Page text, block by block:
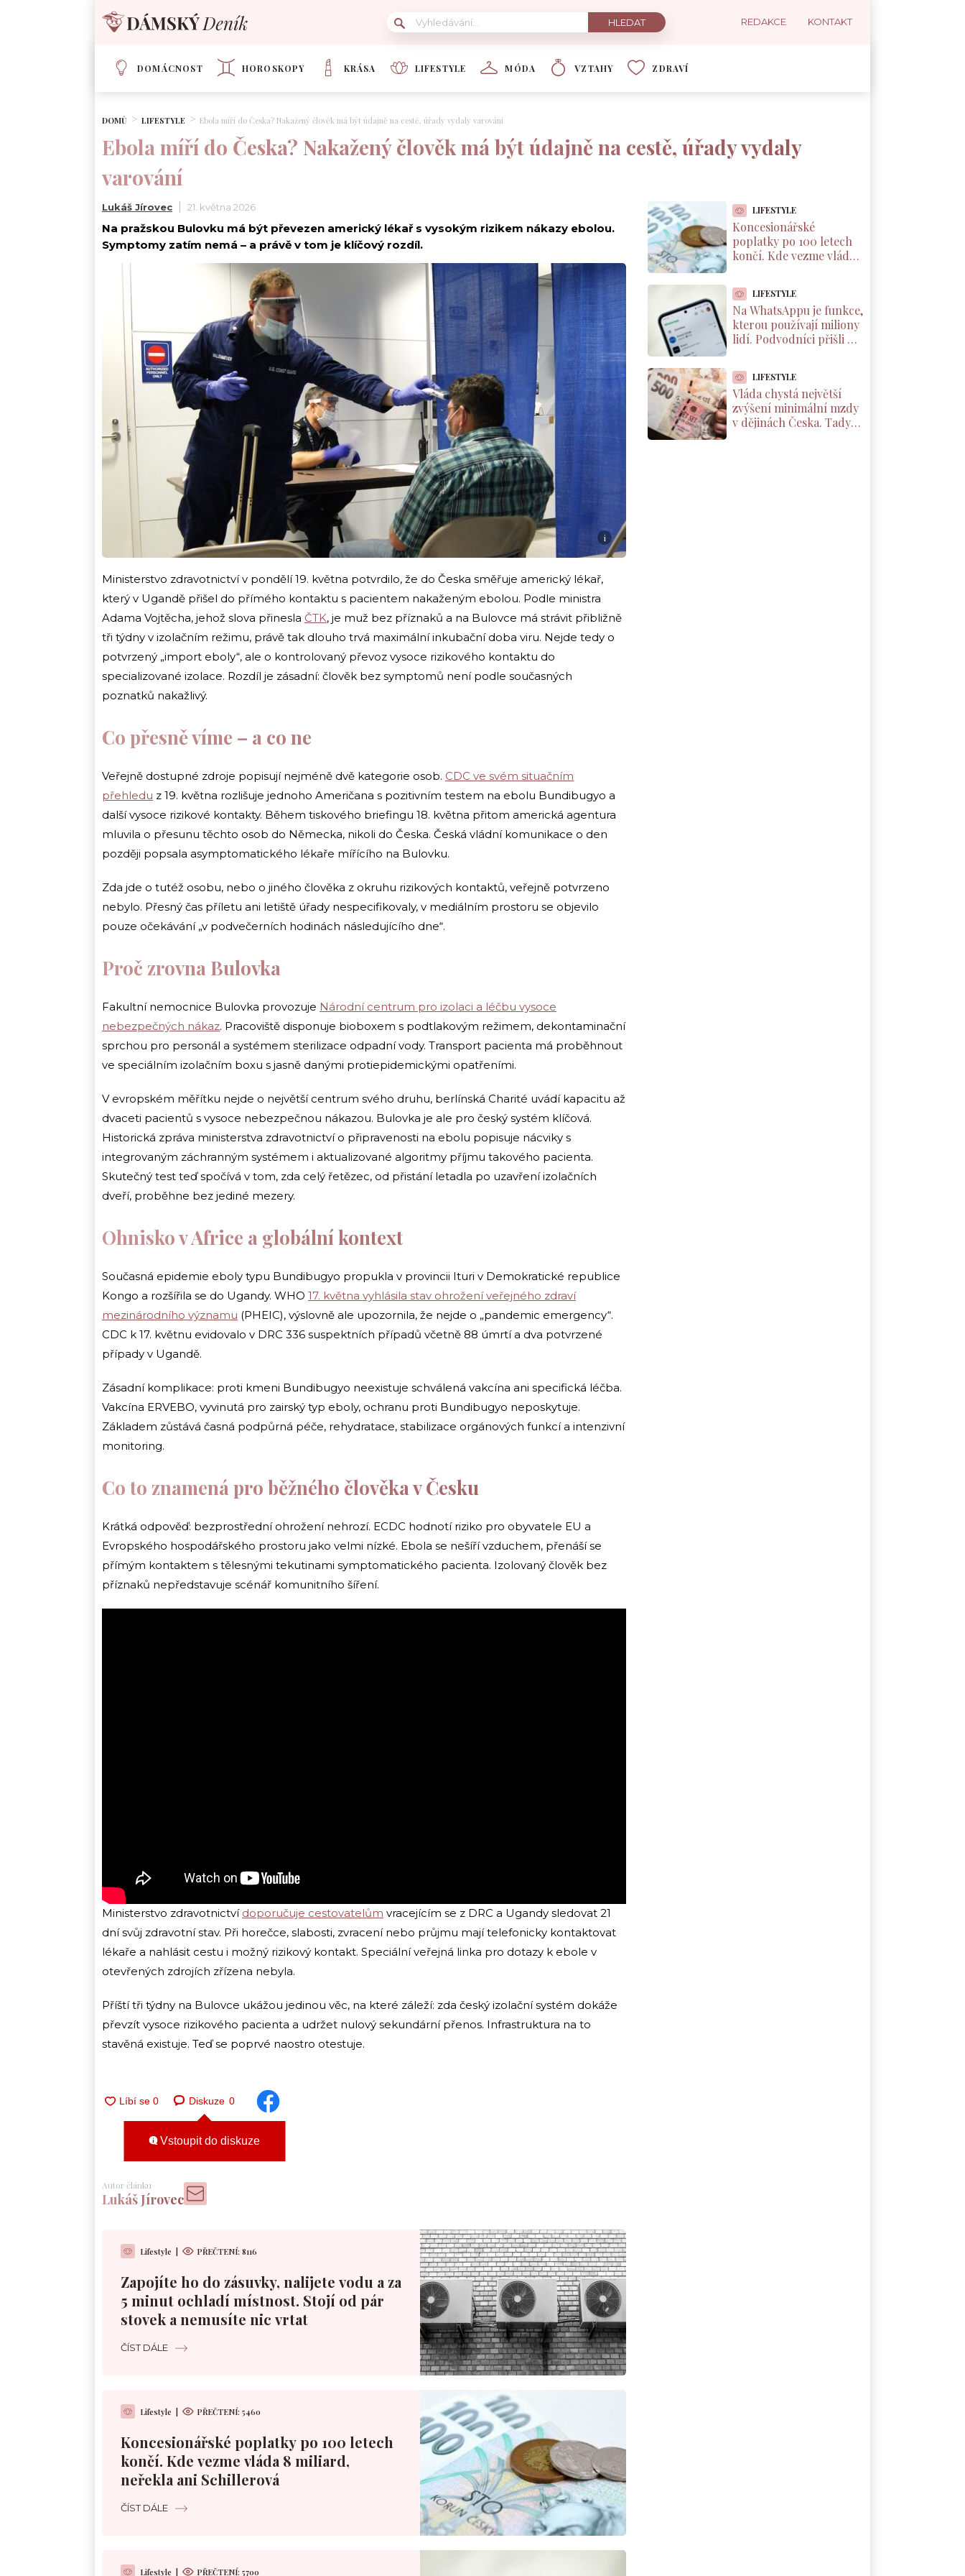
REDAKCE KONTAKT
DOMÁCNOST HOROSKOPY KRÁSA LIFESTYLE MÓDA VZTAHY ZDRAVÍ
DOMŮ LIFESTYLE Ebola míří do Česka? Nakažený člověk má být údajně na cestě, úřady vydaly varování
Ebola míří do Česka? Nakažený člověk má být údajně na cestě, úřady vydaly
varování
Lukáš Jírovec 21. května 2026
Na pražskou Bulovku má být převezen americký lékař s vysokým rizikem nákazy ebolou.
Symptomy zatím nemá – a právě v tom je klíčový rozdíl.
i
Ministerstvo zdravotnictví v pondělí 19. května potvrdilo, že do Česka směřuje americký lékař,
který v Ugandě přišel do přímého kontaktu s pacientem nakaženým ebolou. Podle ministra
Adama Vojtěcha, jehož slova přinesla ČTK, je muž bez příznaků a na Bulovce má strávit přibližně
tři týdny v izolačním režimu, právě tak dlouho trvá maximální inkubační doba viru. Nejde tedy o
potvrzený „import eboly“, ale o kontrolovaný převoz vysoce rizikového kontaktu do
specializované izolace. Rozdíl je zásadní: člověk bez symptomů není podle současných
poznatků nakažlivý.
Co přesně víme – a co ne
Veřejně dostupné zdroje popisují nejméně dvě kategorie osob. CDC ve svém situačním
přehledu z 19. května rozlišuje jednoho Američana s pozitivním testem na ebolu Bundibugyo a
další vysoce rizikové kontakty. Během tiskového briefingu 18. května přitom americká agentura
mluvila o přesunu těchto osob do Německa, nikoli do Česka. Česká vládní komunikace o den
později popsala asymptomatického lékaře mířícího na Bulovku.
Zda jde o tutéž osobu, nebo o jiného člověka z okruhu rizikových kontaktů, veřejně potvrzeno
nebylo. Přesný čas příletu ani letiště úřady nespecifikovaly, v mediálním prostoru se objevilo
pouze očekávání „v podvečerních hodinách následujícího dne“.
Proč zrovna Bulovka
Fakultní nemocnice Bulovka provozuje Národní centrum pro izolaci a léčbu vysoce
nebezpečných nákaz. Pracoviště disponuje bioboxem s podtlakovým režimem, dekontaminační
sprchou pro personál a systémem sterilizace odpadní vody. Transport pacienta má proběhnout
ve speciálním izolačním boxu s jasně danými protiepidemickými opatřeními.
V evropském měřítku nejde o největší centrum svého druhu, berlínská Charité uvádí kapacitu až
dvaceti pacientů s vysoce nebezpečnou nákazou. Bulovka je ale pro český systém klíčová.
Historická zpráva ministerstva zdravotnictví o připravenosti na ebolu popisuje nácviky s
integrovaným záchranným systémem i aktualizované algoritmy příjmu takového pacienta.
Skutečný test teď spočívá v tom, zda celý řetězec, od přistání letadla po uzavření izolačních
dveří, proběhne bez jediné mezery.
Ohnisko v Africe a globální kontext
Současná epidemie eboly typu Bundibugyo propukla v provincii Ituri v Demokratické republice
Kongo a rozšířila se do Ugandy. WHO 17. května vyhlásila stav ohrožení veřejného zdraví
mezinárodního významu (PHEIC), výslovně ale upozornila, že nejde o „pandemic emergency“.
CDC k 17. květnu evidovalo v DRC 336 suspektních případů včetně 88 úmrtí a dva potvrzené
případy v Ugandě.
Zásadní komplikace: proti kmeni Bundibugyo neexistuje schválená vakcína ani specifická léčba.
Vakcína ERVEBO, vyvinutá pro zairský typ eboly, ochranu proti Bundibugyo neposkytuje.
Základem zůstává časná podpůrná péče, rehydratace, stabilizace orgánových funkcí a intenzivní
monitoring.
Co to znamená pro běžného člověka v Česku
Krátká odpověď: bezprostřední ohrožení nehrozí. ECDC hodnotí riziko pro obyvatele EU a
Evropského hospodářského prostoru jako velmi nízké. Ebola se nešíří vzduchem, přenáší se
přímým kontaktem s tělesnými tekutinami symptomatického pacienta. Izolovaný člověk bez
příznaků nepředstavuje scénář komunitního šíření.
Ministerstvo zdravotnictví doporučuje cestovatelům vracejícím se z DRC a Ugandy sledovat 21
dní svůj zdravotní stav. Při horečce, slabosti, zvracení nebo průjmu mají telefonicky kontaktovat
lékaře a nahlásit cestu i možný rizikový kontakt. Speciální veřejná linka pro dotazy k ebole v
otevřených zdrojích zřízena nebyla.
Příští tři týdny na Bulovce ukážou jedinou věc, na které záleží: zda český izolační systém dokáže
převzít vysoce rizikového pacienta a udržet nulový sekundární přenos. Infrastruktura na to
stavěná existuje. Teď se poprvé naostro otestuje.
Diskuze 0
Vstoupit do diskuze
Autor článku
Lukáš Jírovec
Lifestyle PŘEČTENÍ: 8116
Zapojíte ho do zásuvky, nalijete vodu a za
5 minut ochladí místnost. Stojí od pár
stovek a nemusíte nic vrtat
ČÍST DÁLE
Lifestyle PŘEČTENÍ: 5460
Koncesionářské poplatky po 100 letech
končí. Kde vezme vláda 8 miliard,
neřekla ani Schillerová
ČÍST DÁLE
Lifestyle PŘEČTENÍ: 5700
LIFESTYLE
Koncesionářské
poplatky po 100 letech
končí. Kde vezme vláda
Schillerová
LIFESTYLE
Na WhatsAppu je funkce,
kterou používají miliony
lidí. Podvodníci přišli na
chaty
LIFESTYLE
Vláda chystá největší
zvýšení minimální mzdy
v dějinách Česka. Tady je